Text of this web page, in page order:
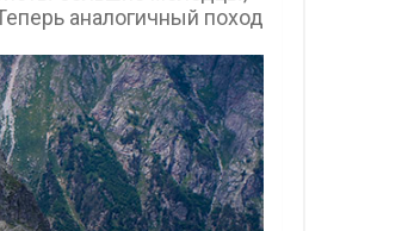
аналогичный поход